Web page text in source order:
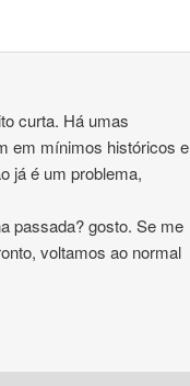
curta. Há umas
em mínimos históricos e
já é um problema,
passada? gosto. Se me
voltamos ao normal